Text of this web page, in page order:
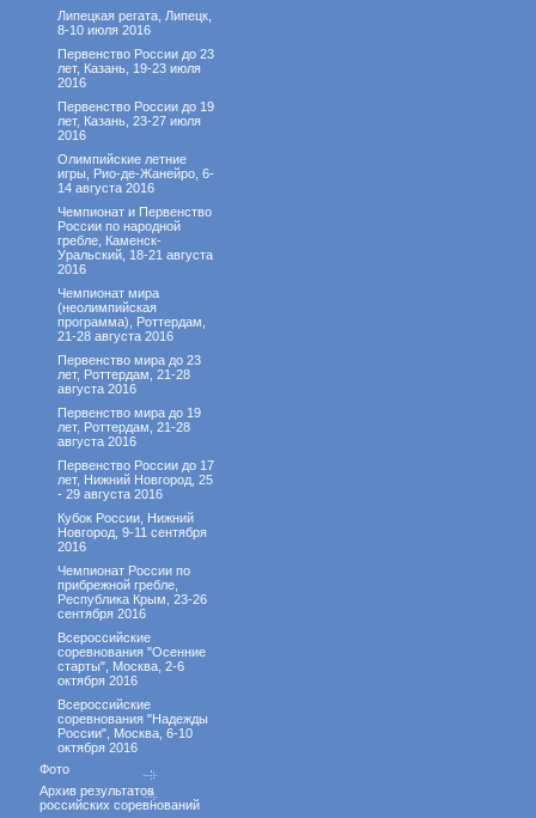
Липецкая регата, Липецк,
8-10 июля 2016
Первенство России до 23
лет, Казань, 19-23 июля
2016
Первенство России до 19
лет, Казань, 23-27 июля
2016
Олимпийские летние
игры, Рио-де-Жанейро, 6-
14 августа 2016
Чемпионат и Первенство
России по народной
гребле, Каменск-
Уральский, 18-21 августа
2016
Чемпионат мира
(неолимпийская
программа), Роттердам,
21-28 августа 2016
Первенство мира до 23
лет, Роттердам, 21-28
августа 2016
Первенство мира до 19
лет, Роттердам, 21-28
августа 2016
Первенство России до 17
лет, Нижний Новгород, 25
- 29 августа 2016
Кубок России, Нижний
Новгород, 9-11 сентября
2016
Чемпионат России по
прибрежной гребле,
Республика Крым, 23-26
сентября 2016
Всероссийские
соревнования "Осенние
старты", Москва, 2-6
октября 2016
Всероссийские
соревнования "Надежды
России", Москва, 6-10
октября 2016
Фото
Архив результатов
российских соревнований